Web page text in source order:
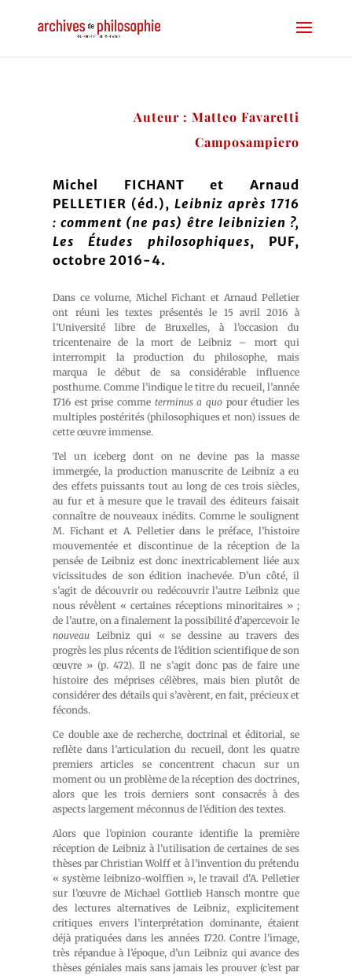
Auteur : Matteo Favaretti
Camposampiero
Michel FICHANT et Arnaud
PELLETIER (éd.), Leibniz après 1716
: comment (ne pas) être leibnizien ?,
Les Études philosophiques, PUF,
octobre 2016-4.
Dans ce volume, Michel Fichant et Arnaud Pelletier
ont réuni les textes présentés le 15 avril 2016 à
l’Université libre de Bruxelles, à l’occasion du
tricentenaire de la mort de Leibniz – mort qui
interrompit la production du philosophe, mais
marqua le début de sa considérable influence
posthume. Comme l’indique le titre du recueil, l’année
1716 est prise comme terminus a quopour étudier les
multiples postérités (philosophiques et non) issues de
cette œuvre immense.
Tel un iceberg dont on ne devine pas la masse
immergée, la production manuscrite de Leibniz a eu
des effets puissants tout au long de ces trois siècles,
au fur et à mesure que le travail des éditeurs faisait
connaître de nouveaux inédits. Comme le soulignent
M. Fichant et A. Pelletier dans le préface, l’histoire
mouvementée et discontinue de la réception de la
pensée de Leibniz est donc inextricablement liée aux
vicissitudes de son édition inachevée. D’un côté, il
s’agit de découvrir ou redécouvrir l’autre Leibniz que
nous révèlent « certaines réceptions minoritaires » ;
de l’autre, on a finalement la possibilité d’apercevoir le
nouveau Leibniz qui « se dessine au travers des
progrès les plus récents de l’édition scientifique de son
œuvre » (p. 472). Il ne s’agit donc pas de faire une
histoire des méprises célèbres, mais bien plutôt de
considérer des détails qui s’avèrent, en fait, précieux et
féconds.
Ce double axe de recherche, doctrinal et éditorial, se
reflète dans l’articulation du recueil, dont les quatre
premiers articles se concentrent chacun sur un
moment ou un problème de la réception des doctrines,
alors que les trois derniers sont consacrés à des
aspects largement méconnus de l’édition des textes.
Alors que l’opinion courante identifie la première
réception de Leibniz à l’utilisation de certaines de ses
thèses par Christian Wolff et à l’invention du prétendu
« système leibnizo-wolffien », le travail d’A. Pelletier
sur l’œuvre de Michael Gottlieb Hansch montre que
des lectures alternatives de Leibniz, explicitement
critiques envers l’interprétation dominante, étaient
déjà pratiquées dans les années 1720. Contre l’image,
très répandue à l’époque, d’un Leibniz qui avance des
thèses géniales mais sans jamais les prouver (c’est par